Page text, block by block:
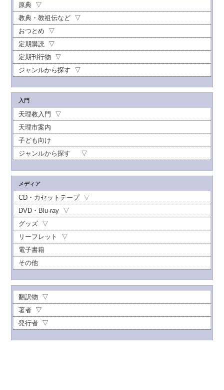
原典
教典・教祖伝など
おつとめ
定期購読
定期刊行物
ジャンルから探す
入門
天理教入門
天理市案内
子ども向け
ジャンルから探す
メディア
CD・カセットテープ
DVD・Blu-ray
グッズ
リーフレット
電子書籍
その他
翻訳物
著者
発行者